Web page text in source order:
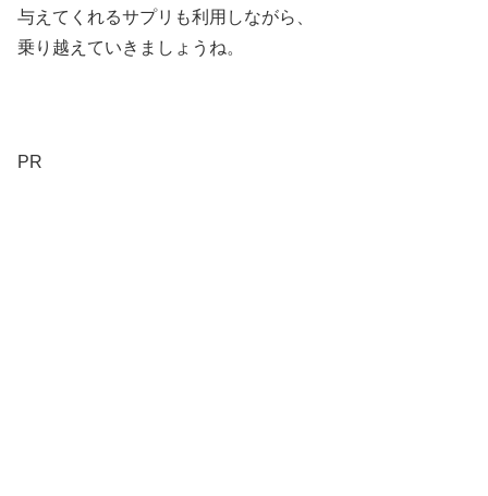
与えてくれるサプリも利用しながら、
乗り越えていきましょうね。
PR